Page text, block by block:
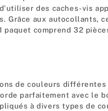
des caches-vis
Grâce aux autocollants,
paquet comprend 32
de couleurs
parfaitement avec le
à divers types de